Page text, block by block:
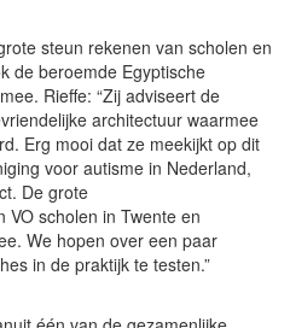
steun rekenen van scholen en
de beroemde Egyptische
Rieffe: “Zij adviseert de
architectuur waarmee
Erg mooi dat ze meekijkt op dit
voor autisme in Nederland,
De grote
scholen in Twente en
We hopen over een paar
in de praktijk te testen.”